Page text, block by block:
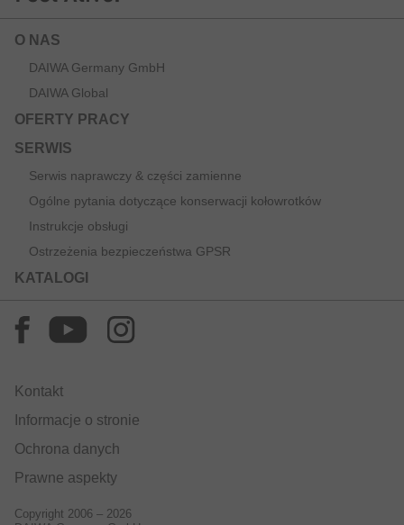
O NAS
DAIWA Germany GmbH
DAIWA Global
OFERTY PRACY
SERWIS
Serwis naprawczy & części zamienne
Ogólne pytania dotyczące konserwacji kołowrotków
Instrukcje obsługi
Ostrzeżenia bezpieczeństwa GPSR
KATALOGI
Kontakt
Informacje o stronie
Ochrona danych
Prawne aspekty
Copyright 2006 – 2026